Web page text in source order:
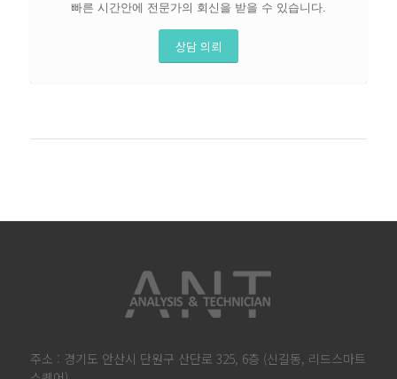
빠른 시간안에 전문가의 회신을 받을 수 있습니다.
상담 의뢰
주소 : 경기도 안산시 단원구 산단로 325, 6층 (신길동, 리드스마트